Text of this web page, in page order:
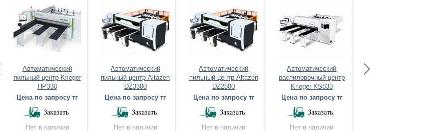
Автоматический
пильный центр Krieger
HP330
Цена по запросу тг
Заказать
Нет в наличии
Автоматический
пильный центр Altazen
DZ3300
Цена по запросу тг
Заказать
Нет в наличии
Автоматический
пильный центр Altazen
DZ2800
Цена по запросу тг
Заказать
Нет в наличии
Автоматический
распиловочный центр
Krieger KS833
Цена по запросу тг
Заказать
Нет в наличии